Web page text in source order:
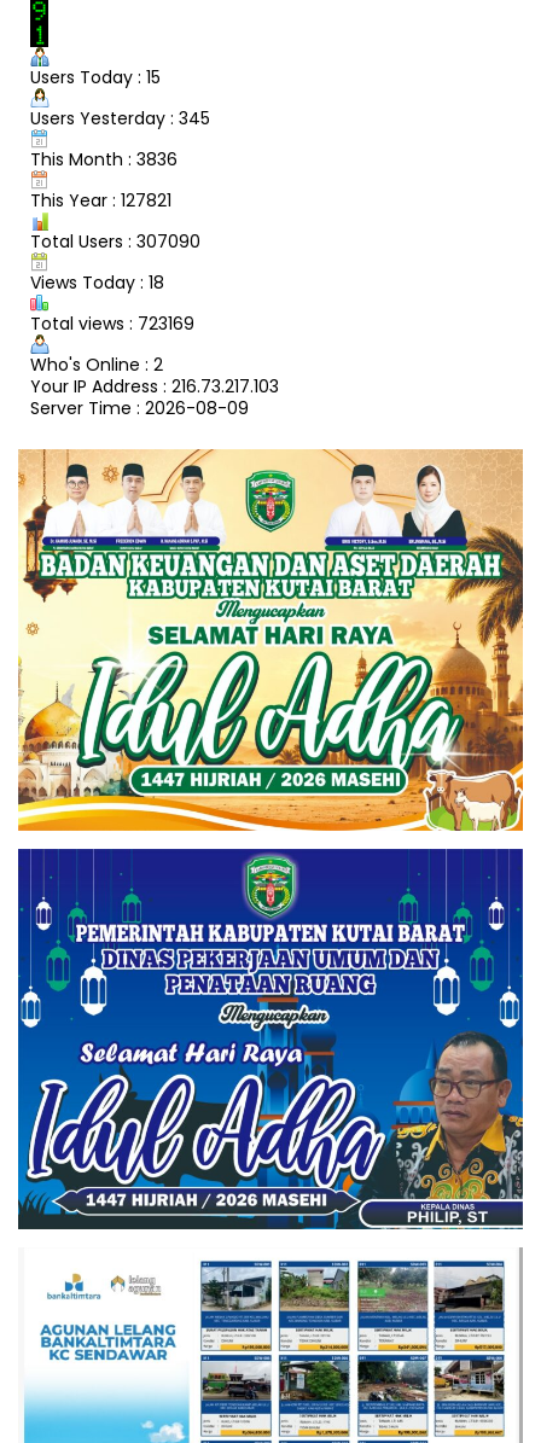
Users Today : 15
Users Yesterday : 345
This Month : 3836
This Year : 127821
Total Users : 307090
Views Today : 18
Total views : 723169
Who's Online : 2
Your IP Address : 216.73.217.103
Server Time : 2026-08-09